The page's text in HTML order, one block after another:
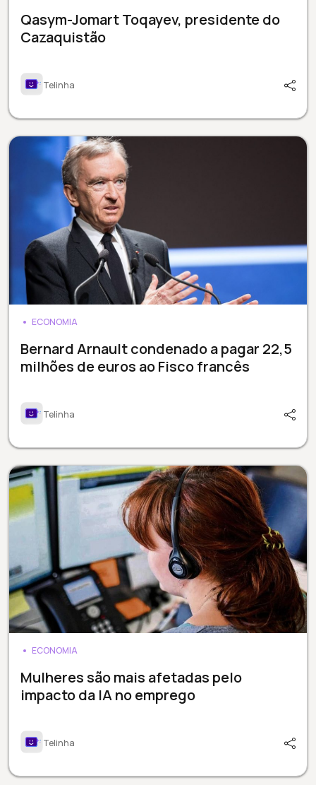
Qasym-Jomart Toqayev, presidente do
Cazaquistão
Telinha
ECONOMIA
Bernard Arnault condenado a pagar 22,5
milhões de euros ao Fisco francês
Telinha
ECONOMIA
Mulheres são mais afetadas pelo
impacto da IA no emprego
Telinha